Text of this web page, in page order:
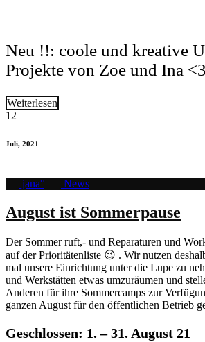
Neu !!: coole und kreative
Projekte von Zoe und Ina
Weiterlesen
12
Juli, 2021
jana° News
August ist Sommerpause
Der Sommer ruft,- und Reparaturen und
auf der Prioritätenliste 😉 . Wir nutzen
mal unsere Einrichtung unter die Lupe zu
und Werkstätten etwas umzuräumen und
Anderen für ihre Sommercamps zur
ganzen August für den öffentlichen Betrieb
Geschlossen: 1. – 31. August 21